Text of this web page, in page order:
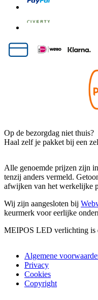
Op de bezorgdag niet thuis?
Haal zelf je pakket bij een
Alle genoemde prijzen zijn
tenzij anders vermeld.
afwijken van het werkelijke
Wij zijn aangesloten bij
keurmerk voor eerlijke
MEIPOS LED verlichting is
Algemene
Privacy
Cookies
Copyright